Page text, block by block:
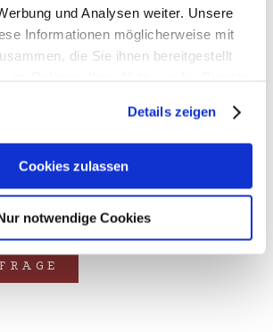
und Analysen weiter. Unsere
Informationen möglicherweise mit
die Sie ihnen bereitgestellt
Details zeigen
Cookies zulassen
notwendige Cookies
/ Nacht inkl. der Neuwirt-Halbpension und exkl.
auch die allgemeinenPreisinformationen und
.